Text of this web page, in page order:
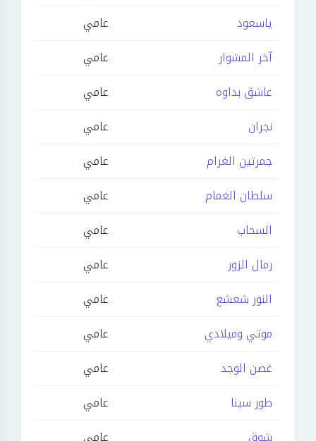
ياسعود
عامي
آخر المشوار
عامي
عاشق بداوه
عامي
نجران
عامي
جمرتين الغرام
عامي
سلطان الغمام
عامي
السحاب
عامي
رمال الزور
عامي
النور شعشع
عامي
موتي وميلادي
عامي
غصن الوجد
عامي
طور سينا
عامي